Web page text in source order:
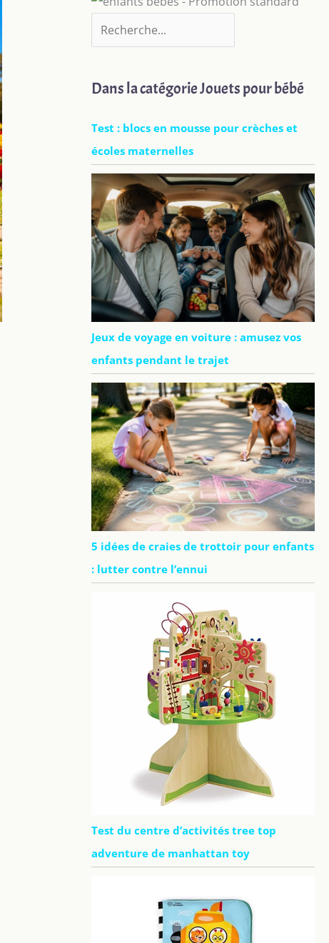
Dans la catégorie Jouets pour bébé
Test : blocs en mousse pour crèches et
écoles maternelles
Jeux de voyage en voiture : amusez vos
enfants pendant le trajet
5 idées de craies de trottoir pour enfants
: lutter contre l’ennui
Test du centre d’activités tree top
adventure de manhattan toy